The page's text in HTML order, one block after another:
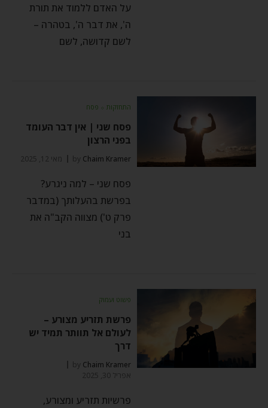
על האדם ללמוד את תורת
ה', את דבר ה', בטהרה –
לשם קדושה, לשם
התחזקות ⬦ פסח
פסח שני | אין דבר העומד
בפני הרצון
by Chaim Kramer מאי 12, 2025
פסח שני – למה ניגרע?
בפרשת בהעלותך (במדבר
פרק ט') מצווה הקב"ה את
בני
פשוט ועמוק
פרשת תזריע מצורע –
לעולם אל תוותר תמיד יש
דרך
by Chaim Kramer
אפריל 30, 2025
פרשיות תזריע ומצורע,